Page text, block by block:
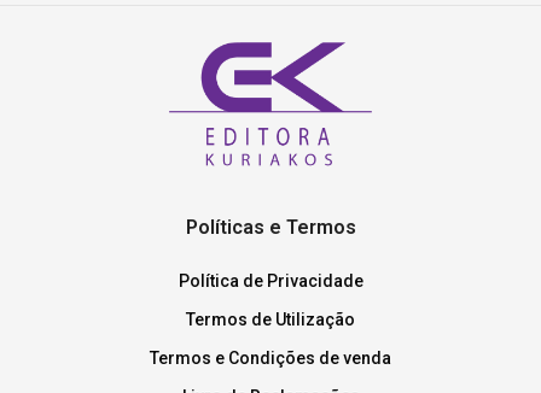
Políticas e Termos
Política de Privacidade
Termos de Utilização
Termos e Condições de venda